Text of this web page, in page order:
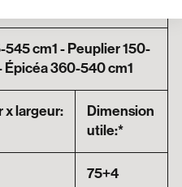
545 cm1 - Peuplier 150-
Épicéa 360-540 cm1
x largeur:
Dimension
utile:*
75+4